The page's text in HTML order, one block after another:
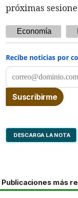
próximas
Economía
Recibe noticias por
DESCARGA LA NOTA
Publicaciones más